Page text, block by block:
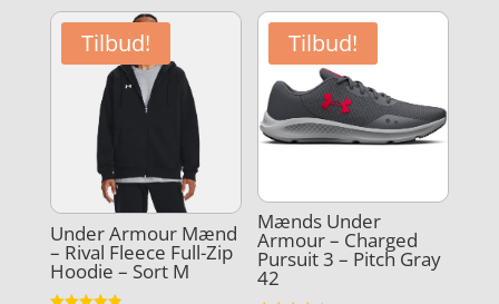
Tilbud!
Under Armour Mænd
– Rival Fleece Full-Zip
Hoodie – Sort M
Tilbud!
Mænds Under
Armour – Charged
Pursuit 3 – Pitch Gray
42